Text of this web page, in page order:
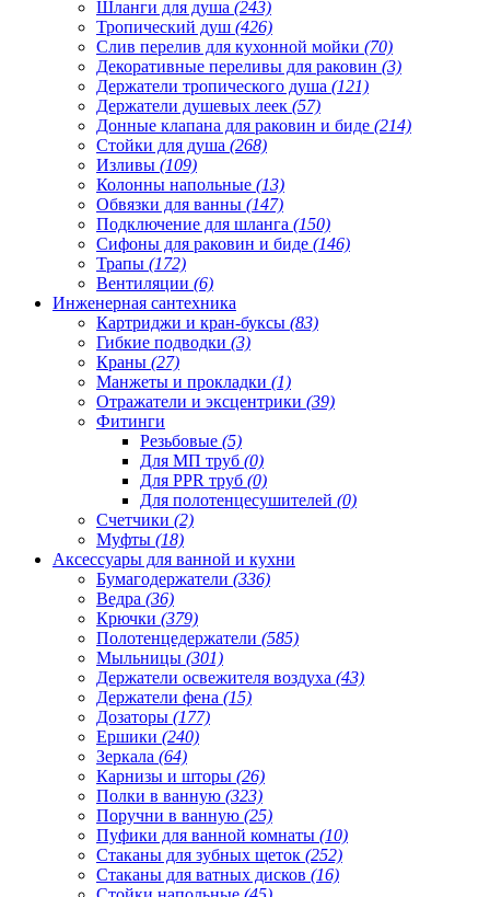
Шланги для душа (243)
Тропический душ (426)
Слив перелив для кухонной мойки (70)
Декоративные переливы для раковин (3)
Держатели тропического душа (121)
Держатели душевых леек (57)
Донные клапана для раковин и биде (214)
Стойки для душа (268)
Изливы (109)
Колонны напольные (13)
Обвязки для ванны (147)
Подключение для шланга (150)
Сифоны для раковин и биде (146)
Трапы (172)
Вентиляции (6)
Инженерная сантехника
Картриджи и кран-буксы (83)
Гибкие подводки (3)
Краны (27)
Манжеты и прокладки (1)
Отражатели и эксцентрики (39)
Фитинги
Резьбовые (5)
Для МП труб (0)
Для PPR труб (0)
Для полотенцесушителей (0)
Счетчики (2)
Муфты (18)
Аксессуары для ванной и кухни
Бумагодержатели (336)
Ведра (36)
Крючки (379)
Полотенцедержатели (585)
Мыльницы (301)
Держатели освежителя воздуха (43)
Держатели фена (15)
Дозаторы (177)
Ершики (240)
Зеркала (64)
Карнизы и шторы (26)
Полки в ванную (323)
Поручни в ванную (25)
Пуфики для ванной комнаты (10)
Стаканы для зубных щеток (252)
Стаканы для ватных дисков (16)